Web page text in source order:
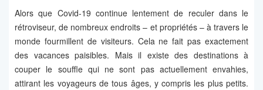
Alors que Covid-19 continue lentement de reculer dans le
rétroviseur, de nombreux endroits – et propriétés – à travers le
monde fourmillent de visiteurs. Cela ne fait pas exactement
des vacances paisibles. Mais il existe des destinations à
couper le souffle qui ne sont pas actuellement envahies,
attirant les voyageurs de tous âges, y compris les plus petits.